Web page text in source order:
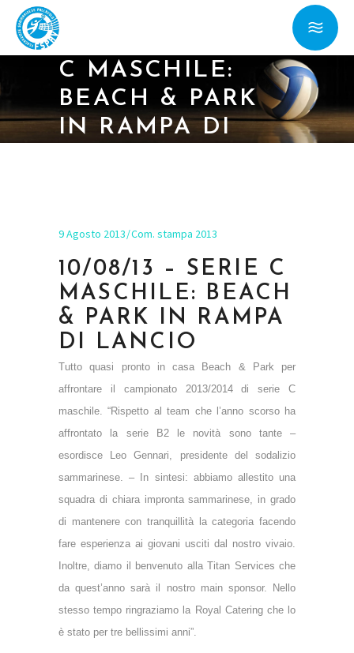
C MASCHILE:
BEACH & PARK
IN RAMPA DI
9 Agosto 2013 Com. stampa 2013
10/08/13 – SERIE C
MASCHILE: BEACH
& PARK IN RAMPA
DI LANCIO
Tutto quasi pronto in casa Beach & Park per
affrontare il campionato 2013/2014 di serie C
maschile. “Rispetto al team che l’anno scorso ha
affrontato la serie B2 le novità sono tante –
esordisce Leo Gennari, presidente del sodalizio
sammarinese. – In sintesi: abbiamo allestito una
squadra di chiara impronta sammarinese, in grado
di mantenere con tranquillità la categoria facendo
fare esperienza ai giovani usciti dal nostro vivaio.
Inoltre, diamo il benvenuto alla Titan Services che
da quest’anno sarà il nostro main sponsor. Nello
stesso tempo ringraziamo la Royal Catering che lo
è stato per tre bellissimi anni”.